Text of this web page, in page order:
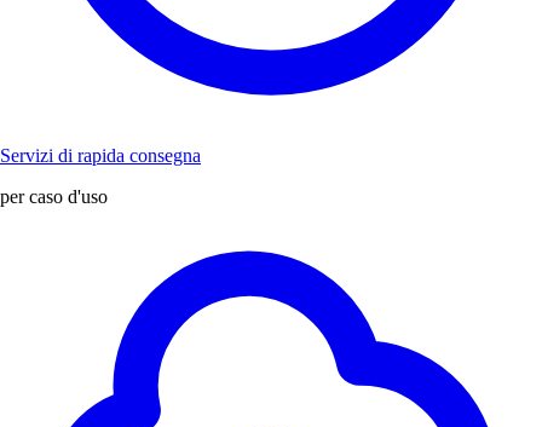
Servizi di rapida consegna
per caso d'uso